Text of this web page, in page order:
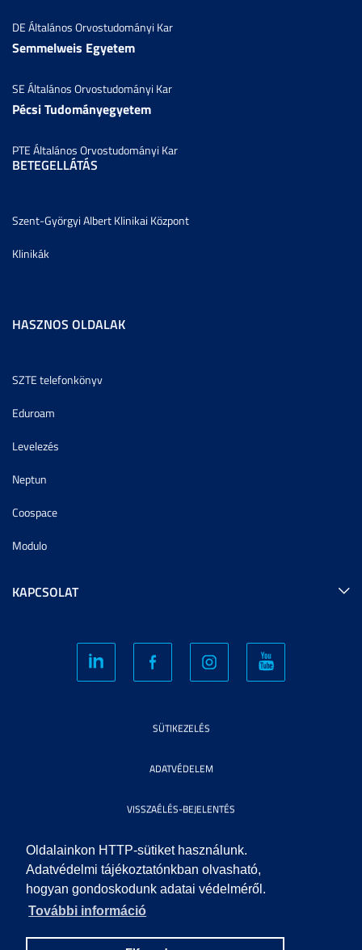
Oldalainkon HTTP-sütiket használunk.
Adatvédelmi tájékoztatónkban olvasható,
hogyan gondoskodunk adatai védelméről.
További információ
DE Általános Orvostudományi Kar
Semmelweis Egyetem
SE Általános Orvostudományi Kar
Pécsi Tudományegyetem
PTE Általános Orvostudományi Kar
BETEGELLÁTÁS
Szent-Györgyi Albert Klinikai Központ
Klinikák
HASZNOS OLDALAK
SZTE telefonkönyv
Eduroam
Levelezés
Neptun
Coospace
Modulo
KAPCSOLAT
SÜTIKEZELÉS
ADATVÉDELEM
VISSZAÉLÉS-BEJELENTÉS
KÖZÉRDEKŰ ADATOK
IMPRESSZUM